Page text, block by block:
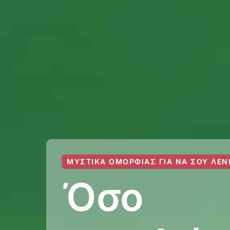
ΜΥΣΤΙΚΆ ΟΜΟΡΦΙΆΣ ΓΙΑ ΝΑ ΣΟΥ
Όσο